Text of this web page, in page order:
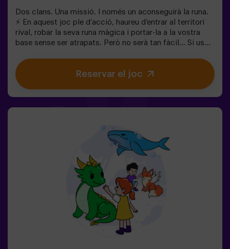
Dos clans. Una missió. I només un aconseguirà la runa.
⚡ En aquest joc ple d’acció, haureu d’entrar al territori
rival, robar la seva runa màgica i portar-la a la vostra
base sense ser atrapats. Però no serà tan fàcil… Si us
alliberi. ❄️ La clau és moure’s ràpid, coordinar-se en
equip i saber quan atacar o defensar. Aquí no només es
tracta de córrer, sinó de jugar en equip i prendre
Reservar el joc